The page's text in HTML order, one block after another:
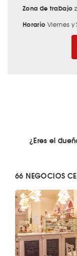
Zona de trabajo
Horario Viernes y
¿Eres el
66 NEGOCIOS